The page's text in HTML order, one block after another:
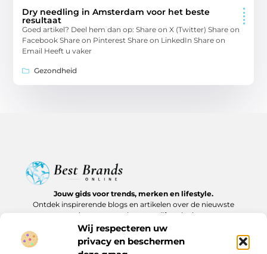
Wij respecteren uw
privacy en beschermen
Dry needling in Amsterdam voor het beste
resultaat
Goed artikel? Deel hem dan op: Share on X (Twitter) Share on
Facebook Share on Pinterest Share on LinkedIn Share on
Email Heeft u vaker
Gezondheid
Jouw gids voor trends, merken en lifestyle.
Ontdek inspirerende blogs en artikelen over de nieuwste
producten, must-haves en lifestyle tips.
Bericht categorie